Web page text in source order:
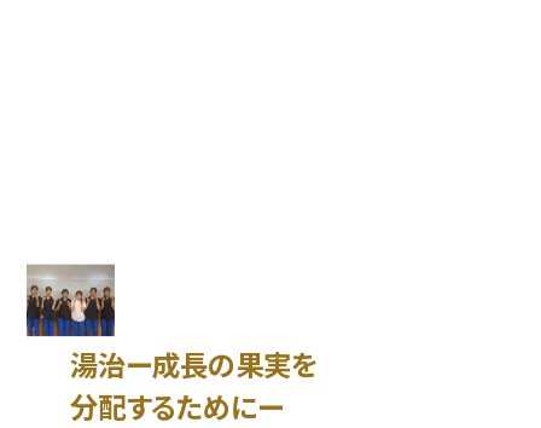
湯治ー成長の果実を
分配するためにー